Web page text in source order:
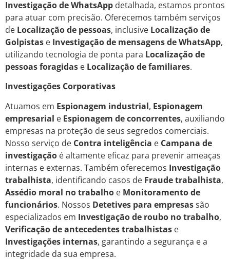
Investigação de WhatsApp detalhada, estamos prontos
para atuar com precisão. Oferecemos também serviços
de Localização de pessoas, inclusive Localização de
Golpistas e Investigação de mensagens de WhatsApp,
utilizando tecnologia de ponta para Localização de
pessoas foragidas e Localização de familiares.
Investigações Corporativas
Atuamos em Espionagem industrial, Espionagem
empresarial e Espionagem de concorrentes, auxiliando
empresas na proteção de seus segredos comerciais.
Nosso serviço de Contra inteligência e Campana de
investigação é altamente eficaz para prevenir ameaças
internas e externas. Também oferecemos Investigação
trabalhista, identificando casos de Fraude trabalhista,
Assédio moral no trabalho e Monitoramento de
funcionários. Nossos Detetives para empresassão
especializados em Investigação de roubo no trabalho,
Verificação de antecedentes trabalhistas e
Investigações internas, garantindo a segurança e a
integridade da sua empresa.